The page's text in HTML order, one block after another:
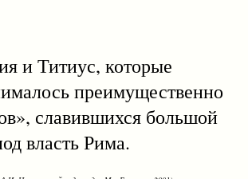
и Титиус, которые
преимущественно
славившихся большой
власть Рима.